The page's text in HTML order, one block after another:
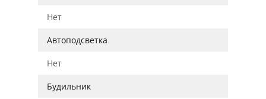
Нет
Автоподсветка
Нет
Будильник